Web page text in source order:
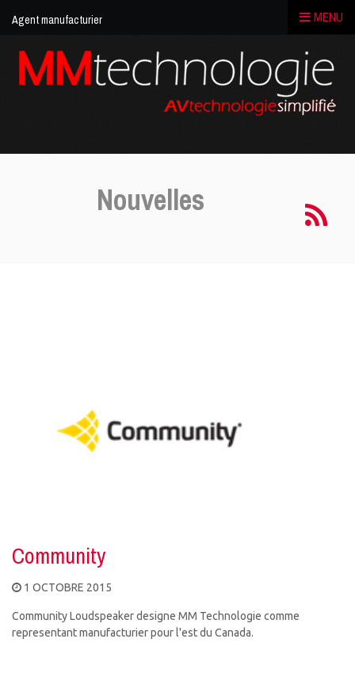
Agent manufacturier
MM
Technologie
|
MENU
Nouvelles
Community
1 OCTOBRE 2015
Community Loudspeaker designe MM Technologie comme
representant manufacturier pour l'est du Canada.